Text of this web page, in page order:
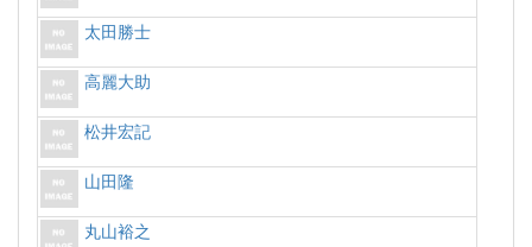
太田勝士
高麗大助
松井宏記
山田隆
丸山裕之